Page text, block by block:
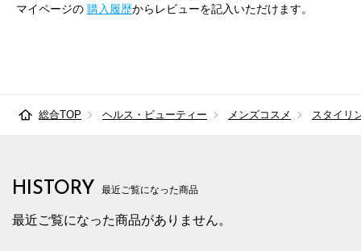
マイページの 購入履歴からレビューを記入いただけます。
総合TOP ヘルス・ビューティー メンズコスメ スタイリ
HISTORY 最近ご覧になった商品
最近ご覧になった商品がありません。